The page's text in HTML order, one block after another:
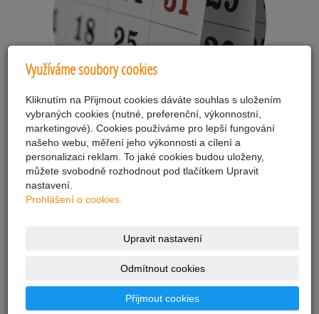
Polední menu
Využíváme soubory cookies
Kliknutím na Přijmout cookies dáváte souhlas s uložením
vybraných cookies (nutné, preferenční, výkonnostní,
marketingové). Cookies používáme pro lepší fungování
našeho webu, měření jeho výkonnosti a cílení a
personalizaci reklam. To jaké cookies budou uloženy,
můžete svobodně rozhodnout pod tlačítkem Upravit
nastavení.
Prohlášení o cookies.
Upravit nastavení
Odmítnout cookies
Přijmout cookies